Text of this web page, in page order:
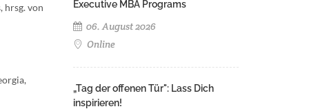
hrsg. von
Executive MBA Programs
06. August 2026
Online
„Tag der offenen Tür": Lass Dich
inspirieren!